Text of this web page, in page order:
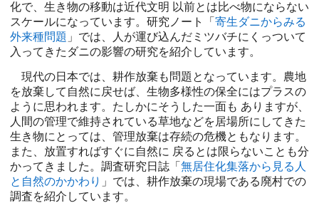
化で、生き物の移動は近代文明 以前とは比べ物にならない
スケールになっています。研究ノート「 寄生ダニからみる
外来種問題 」では、人が運び込んだミツバチにくっついて
入ってきたダニの影響の研究を紹介しています。
現代の日本では、耕作放棄も問題となっています。農地
を放棄して自然に戻せば、生物多様性の保全にはプラスの
ように思われます。たしかにそうした一面も ありますが、
人間の管理で維持されている草地などを居場所にしてきた
生き物にとっては、管理放棄は存続の危機ともなります。
また、放置すればすぐに自然に 戻るとは限らないことも分
かってきました。調査研究日誌「 無居住化集落から見る人
と自然のかかわり 」では、耕作放棄の現場である廃村での
調査を紹介しています。